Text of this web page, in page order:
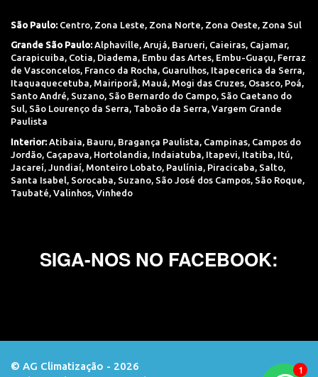
São Paulo: Centro Zona Leste Zona Norte Zona Oeste Zona Sul
Grande São Paulo: Alphaville, Arujá, Barueri, Caieiras, Cajamar,
Carapicuiba, Cotia, Diadema, Embu das Artes, Embu-Guaçu, Ferraz
de Vasconcelos, Franco da Rocha, Guarulhos, Itapecerica da Serra,
Itaquaquecetuba, Mairiporã, Mauá, Mogi das Cruzes, Osasco, Poá,
Santo André, Suzano, São Bernardo do Campo, São Caetano do
Sul, São Lourenço da Serra, Taboão da Serra, Vargem Grande
Paulista
Interior: Atibaia Bauru Bragança Paulista Campinas Campos do
Jordão Caçapava Hortolandia Indaiatuba Itapevi Itatiba Itú
Jacareí
Jundiaí Monteiro Lobato Paulínia Piracicaba Salto
Santa Isabel Sorocaba Suzano São José dos Campos São Roque
Taubaté Valinhos Vinhedo
SIGA-NOS NO FACEBOOK:
© AG Climatização - 2026